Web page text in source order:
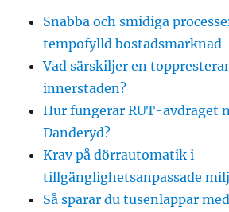
Snabba och smidiga
tempofylld bostadsmarknad
Vad särskiljer en
innerstaden?
Hur fungerar RUT-avdraget
Danderyd?
Krav på dörrautomatik i
tillgänglighetsanpassade
Så sparar du tusenlappar med